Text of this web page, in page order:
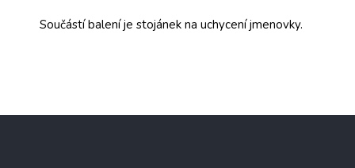
Součástí balení je stojánek na uchycení jmenovky.